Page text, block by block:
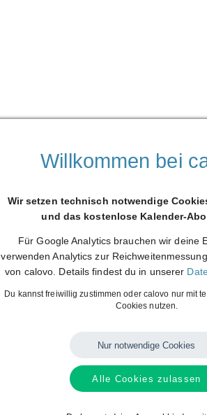
Weiterleiten
Willkommen bei
Wir setzen technisch notwendige
und das kostenlose Kalender-
Für Google Analytics brauchen wir deine
verwenden Analytics zur
von calovo. Details findest du in unserer
Du kannst freiwillig zustimmen oder calovo nur mit
Cookies nutzen.
Nur notwendige Cookies
Alle Cookies zulassen